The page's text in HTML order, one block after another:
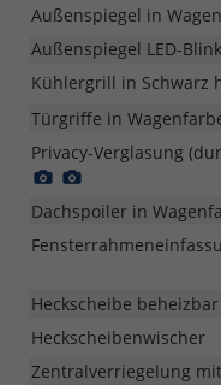
Außenspiegel in
Außenspiegel LED-
Kühlergrill in Schwarz
Türgriffe in
Privacy-Verglasung
Detail
Dachspoiler in
Heckscheibe
Heckscheibenwischer
Zentralverriegelung